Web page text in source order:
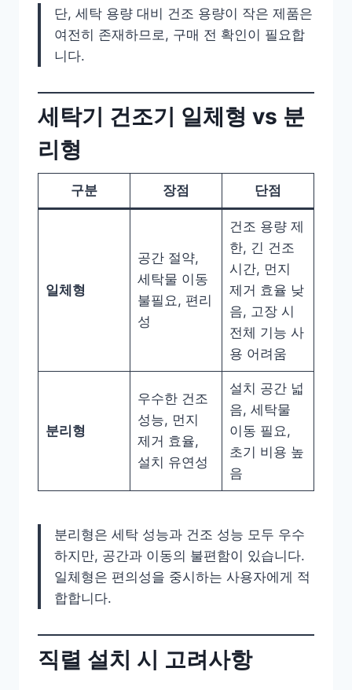
단, 세탁 용량 대비 건조 용량이 작은 제품은
여전히 존재하므로, 구매 전 확인이 필요합
니다.
세탁기 건조기 일체형 vs 분
리형
구분 장점 단점
일체형
공간 절약,
세탁물 이동
불필요, 편리
성
건조 용량 제
한, 긴 건조
시간, 먼지
제거 효율 낮
음, 고장 시
전체 기능 사
용 어려움
분리형
우수한 건조
성능, 먼지
제거 효율,
설치 유연성
설치 공간 넓
음, 세탁물
이동 필요,
초기 비용 높
음
분리형은 세탁 성능과 건조 성능 모두 우수
하지만, 공간과 이동의 불편함이 있습니다.
일체형은 편의성을 중시하는 사용자에게 적
합합니다.
직렬 설치 시 고려사항